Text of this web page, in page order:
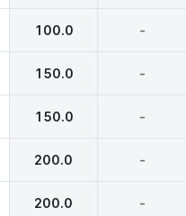
100.0 -
150.0 -
150.0 -
200.0 -
200.0 -